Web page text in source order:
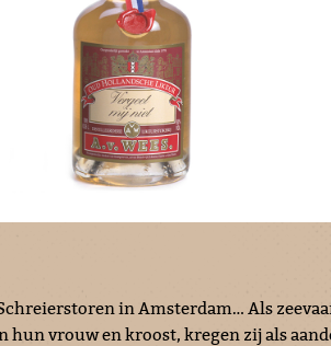
in Amsterdam… Als
hun vrouw en kroost, kregen zij als